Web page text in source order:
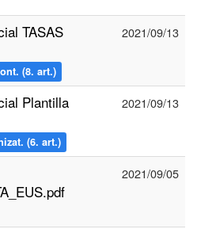
TASAS
(8. art.)
2021/09/13
Plantilla
(6. art.)
2021/09/13
2021/09/05